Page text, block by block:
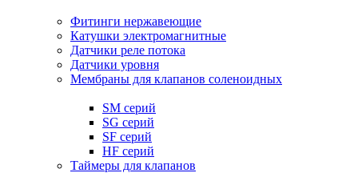
Фитинги нержавеющие
Катушки электромагнитные
Датчики реле потока
Датчики уровня
Мембраны для клапанов соленоидных
SM серий
SG серий
SF серий
HF серий
Таймеры для клапанов